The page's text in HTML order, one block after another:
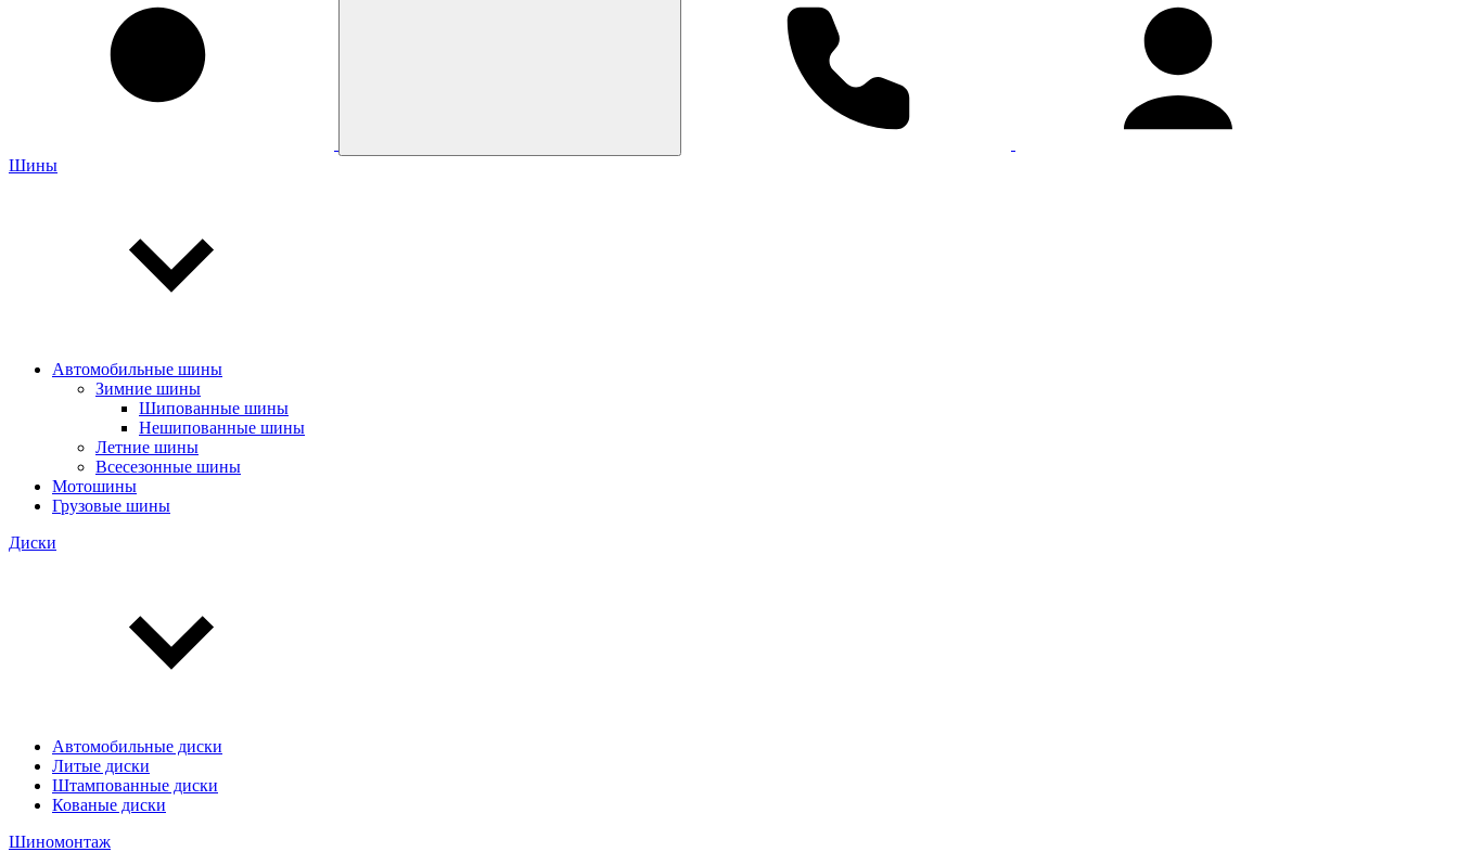
Шины
Автомобильные шины
Зимние шины
Шипованные шины
Нешипованные шины
Летние шины
Всесезонные шины
Мотошины
Грузовые шины
Диски
Автомобильные диски
Литые диски
Штампованные диски
Кованые диски
Шиномонтаж